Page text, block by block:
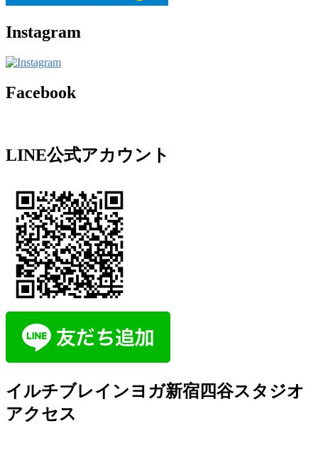
Instagram
Facebook
LINE公式アカウント
イルチブレインヨガ新宿四谷スタジオ
アクセス